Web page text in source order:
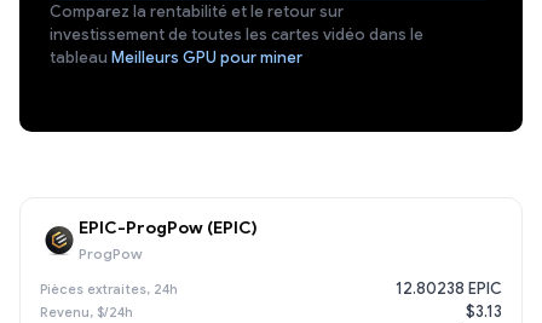
Comparez la rentabilité et le retour sur
investissement de toutes les cartes vidéo dans le
tableau Meilleurs GPU pour miner
EPIC-ProgPow (EPIC)
ProgPow
12.80238 EPIC
$3.13